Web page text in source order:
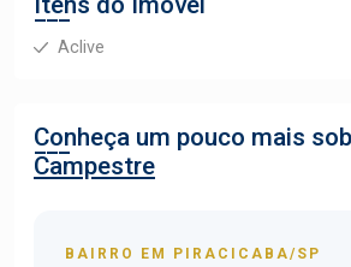
Aclive
Conheça um pouco mais
Campestre
BAIRRO EM PIRACICABA/SP